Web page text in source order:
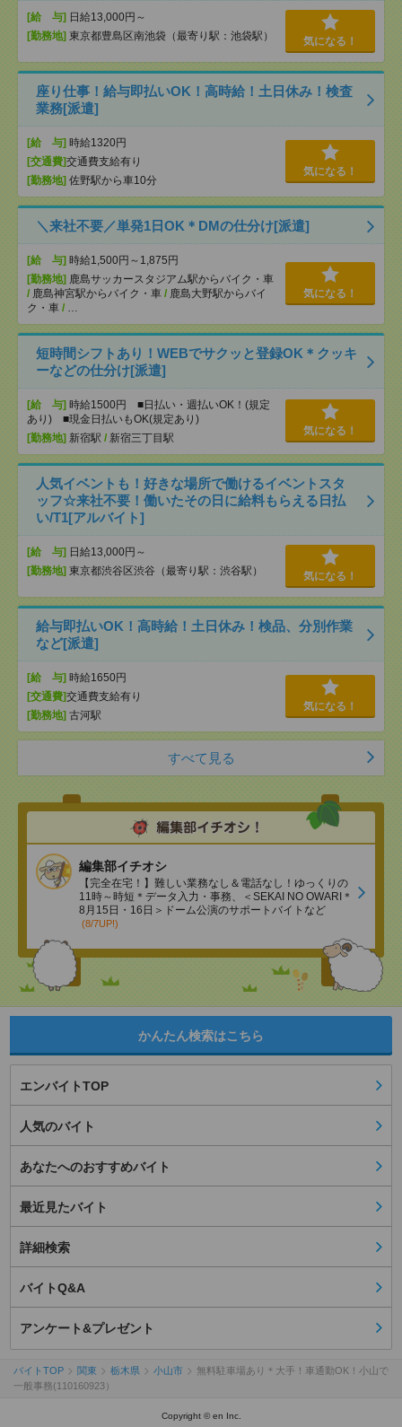
[給 与] 日給13,000円～
[勤務地] 東京都豊島区南池袋（最寄り駅：池袋駅） 気になる！
座り仕事！給与即払いOK！高時給！土日休み！検査
業務[派遣]
[給 与] 時給1320円
[交通費]交通費支給有り
[勤務地] 佐野駅から車10分
気になる！
＼来社不要／単発1日OK＊DMの仕分け[派遣]
[給 与] 時給1,500円～1,875円
[勤務地] 鹿島サッカースタジアム駅からバイク・車
/ 鹿島神宮駅からバイク・車 / 鹿島大野駅からバイ
ク・車 / …
気になる！
短時間シフトあり！WEBでサクッと登録OK＊クッキ
ーなどの仕分け[派遣]
[給 与] 時給1500円 ■日払い・週払いOK！(規定
あり) ■現金日払いもOK(規定あり)
[勤務地] 新宿駅 / 新宿三丁目駅
気になる！
人気イベントも！好きな場所で働けるイベントスタ
ッフ☆来社不要！働いたその日に給料もらえる日払
い/T1[アルバイト]
[給 与] 日給13,000円～
[勤務地] 東京都渋谷区渋谷（最寄り駅：渋谷駅） 気になる！
給与即払いOK！高時給！土日休み！検品、分別作業
など[派遣]
[給 与] 時給1650円
[交通費]交通費支給有り
[勤務地] 古河駅
気になる！
すべて見る
編集部イチオシ
【完全在宅！】難しい業務なし＆電話なし！ゆっくりの
11時～時短＊データ入力・事務、＜SEKAI NO OWARI＊
8月15日・16日＞ドーム公演のサポートバイトなど
(8/7UP!)
かんたん検索はこちら
エンバイトTOP
人気のバイト
あなたへのおすすめバイト
最近見たバイト
詳細検索
バイトQ&A
アンケート&プレゼント
バイトTOP 関東 栃木県 小山市
無料駐車場あり＊大手！車通勤OK！小山で
一般事務(110160923）
Copyright © en Inc.